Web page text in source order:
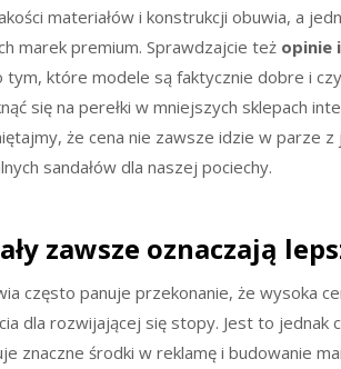
materiałów i konstrukcji obuwia, a
marek premium. Sprawdzajcie też opinie
tym, które modele są faktycznie dobre i
się na perełki w mniejszych sklepach
że cena nie zawsze idzie w parze
sandałów dla naszej pociechy.
zawsze oznaczają
często panuje przekonanie, że wysoka
dla rozwijającej się stopy. Jest to jednak
znaczne środki w reklamę i budowanie